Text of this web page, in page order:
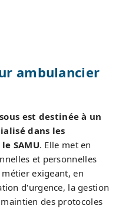
ambulancier
est destinée à un
dans les
SAMU. Elle met en
et personnelles
exigeant, en
d'urgence, la gestion
des protocoles